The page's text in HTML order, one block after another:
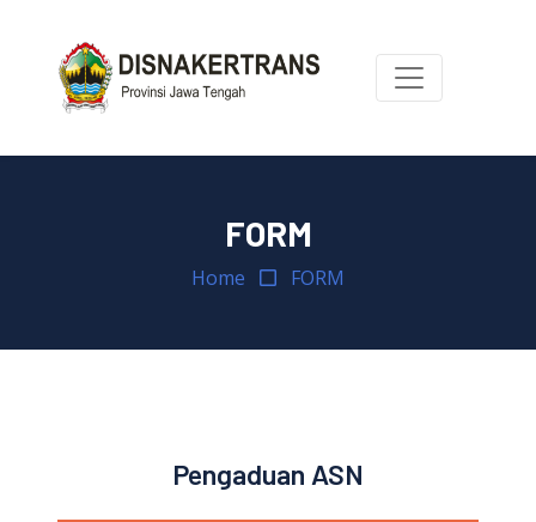
FORM
Home FORM
Pengaduan ASN